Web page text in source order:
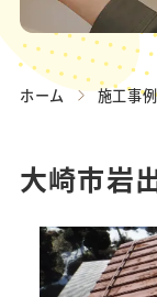
ホーム 施工事例
大崎市岩